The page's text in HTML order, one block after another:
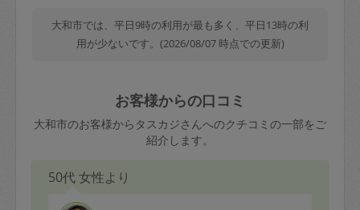
大和市では、平日9時の利用が最も多く、平日13時の利
用が少ないです。(2026/08/07 時点での更新)
お客様からの口コミ
大和市のお客様からタスカジさんへのクチコミの一部をご
紹介します。
50代 女性より